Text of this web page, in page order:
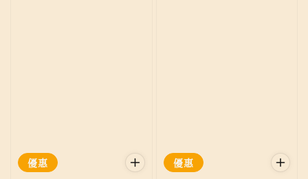
優惠 優惠